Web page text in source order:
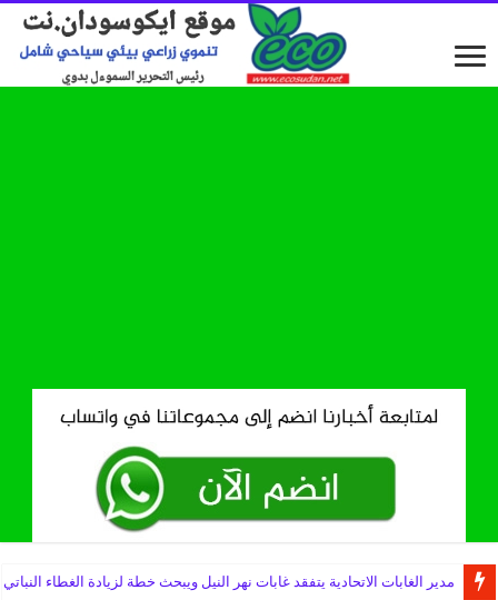
مدير الغابات الاتحادية يتفقد غابات نهر النيل ويبحث خطة لزيادة الغطاء النباتي